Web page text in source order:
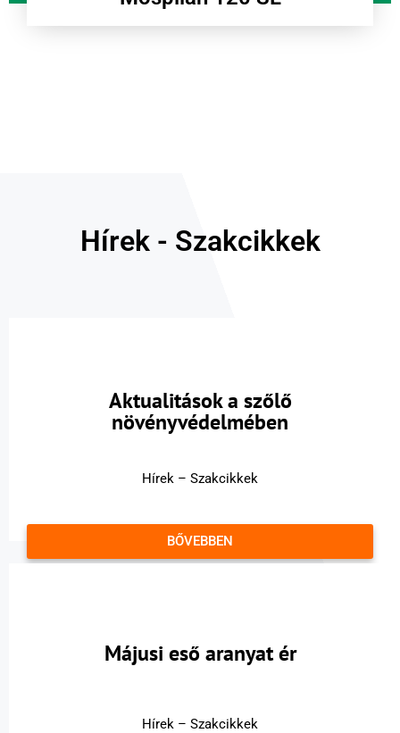
Hírek - Szakcikkek
Aktualitások a szőlő
növényvédelmében
Hírek – Szakcikkek
BŐVEBBEN
Májusi eső aranyat ér
Hírek – Szakcikkek